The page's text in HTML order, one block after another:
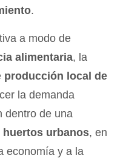
.
a modo de
alimentaria, la
producción local de
la demanda
dentro de una
huertos urbanos, en
economía y a la